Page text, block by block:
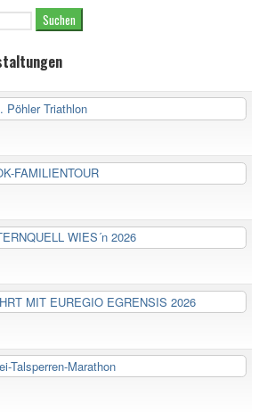
Pöhler Triathlon
FAMILIENTOUR
WIES´n 2026
MIT EUREGIO EGRENSIS 2026
Talsperren-Marathon